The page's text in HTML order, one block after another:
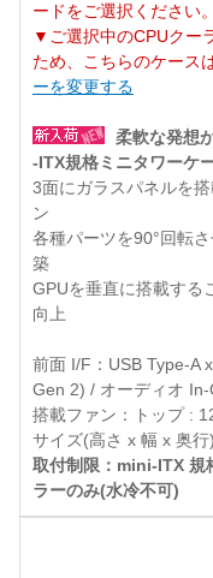
ードをご選択ください。
▼ご選択中のCPUクー
ため、こちらのケース
ーを変更する
柔軟な発想
-ITX規格ミニタワーケ
3面にガラスパネルを
ン
各種パーツを90°回転
築
GPUを垂直に搭載する
向上
前面 I/F：USB Type-A
Gen 2) / オーディオ In-
搭載ファン：トップ :
サイズ(高さ x 幅 x 奥
取付制限：mini-ITX 規
ラーのみ(水冷不可)